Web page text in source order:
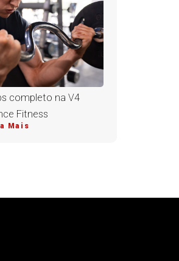
completo na V4
Fitness
Mais